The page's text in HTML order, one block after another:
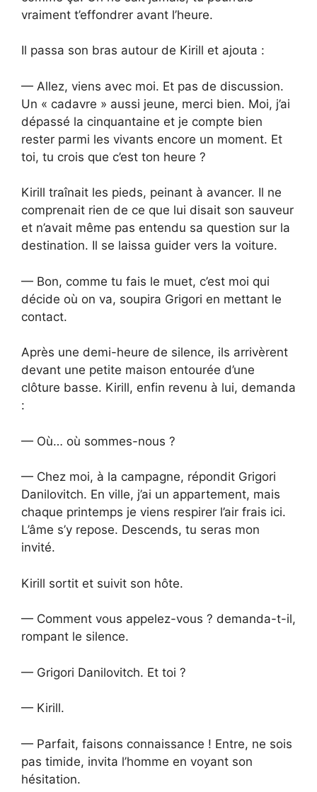
vraiment t’effondrer avant l’heure.
Il passa son bras autour de Kirill et ajouta :
— Allez, viens avec moi. Et pas de discussion.
Un « cadavre » aussi jeune, merci bien. Moi, j’ai
dépassé la cinquantaine et je compte bien
rester parmi les vivants encore un moment. Et
toi, tu crois que c’est ton heure ?
Kirill traînait les pieds, peinant à avancer. Il ne
comprenait rien de ce que lui disait son sauveur
et n’avait même pas entendu sa question sur la
destination. Il se laissa guider vers la voiture.
— Bon, comme tu fais le muet, c’est moi qui
décide où on va, soupira Grigori en mettant le
contact.
Après une demi-heure de silence, ils arrivèrent
devant une petite maison entourée d’une
clôture basse. Kirill, enfin revenu à lui, demanda
:
— Où… où sommes-nous ?
— Chez moi, à la campagne, répondit Grigori
Danilovitch. En ville, j’ai un appartement, mais
chaque printemps je viens respirer l’air frais ici.
L’âme s’y repose. Descends, tu seras mon
invité.
Kirill sortit et suivit son hôte.
— Comment vous appelez-vous ? demanda-t-il,
rompant le silence.
— Grigori Danilovitch. Et toi ?
— Kirill.
— Parfait, faisons connaissance ! Entre, ne sois
pas timide, invita l’homme en voyant son
hésitation.